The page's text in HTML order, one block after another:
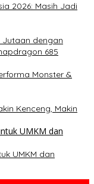
2026: Masih Jadi
Jutaan dengan
685
Monster &
Kenceng, Makin
UMKM dan